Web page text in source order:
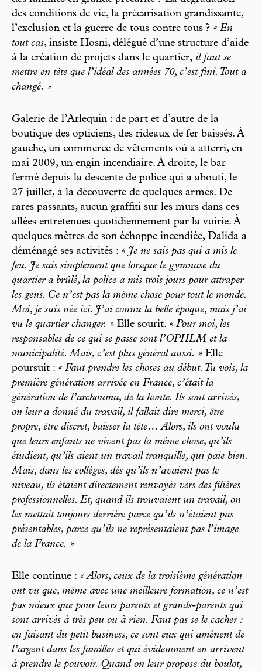
des conditions de vie, la précarisation grandissante,
l’exclusion et la guerre de tous contre tous ? « En
tout cas, insiste Hosni, délégué d’une structure d’aide
à la création de projets dans le quartier, il faut se
mettre en tête que l’idéal des années 70, c’est fini. Tout a
changé. »
Galerie de l’Arlequin : de part et d’autre de la
boutique des opticiens, des rideaux de fer baissés. À
gauche, un commerce de vêtements où a atterri, en
mai 2009, un engin incendiaire. À droite, le bar
fermé depuis la descente de police qui a abouti, le
27 juillet, à la découverte de quelques armes. De
rares passants, aucun graffiti sur les murs dans ces
allées entretenues quotidiennement par la voirie. À
quelques mètres de son échoppe incendiée, Dalida a
déménagé ses activités : « Je ne sais pas qui a mis le
feu. Je sais simplement que lorsque le gymnase du
quartier a brûlé, la police a mis trois jours pour attraper
les gens. Ce n’est pas la même chose pour tout le monde.
Moi, je suis née ici. J’ai connu la belle époque, mais j’ai
vu le quartier changer. » Elle sourit. « Pour moi, les
responsables de ce qui se passe sont l’OPHLM et la
municipalité. Mais, c’est plus général aussi. » Elle
poursuit : « Faut prendre les choses au début. Tu vois, la
première génération arrivée en France, c’était la
génération de l’archouma, de la honte. Ils sont arrivés,
on leur a donné du travail, il fallait dire merci, être
propre, être discret, baisser la tête… Alors, ils ont voulu
que leurs enfants ne vivent pas la même chose, qu’ils
étudient, qu’ils aient un travail tranquille, qui paie bien.
Mais, dans les collèges, dès qu’ils n’avaient pas le
niveau, ils étaient directement renvoyés vers des filières
professionnelles. Et, quand ils trouvaient un travail, on
les mettait toujours derrière parce qu’ils n’étaient pas
présentables, parce qu’ils ne représentaient pas l’image
de la France. »
Elle continue : « Alors, ceux de la troisième génération
ont vu que, même avec une meilleure formation, ce n’est
pas mieux que pour leurs parents et grands-parents qui
sont arrivés à très peu ou à rien. Faut pas se le cacher :
en faisant du petit business, ce sont eux qui amènent de
l’argent dans les familles et qui évidemment en arrivent
à prendre le pouvoir. Quand on leur propose du boulot,